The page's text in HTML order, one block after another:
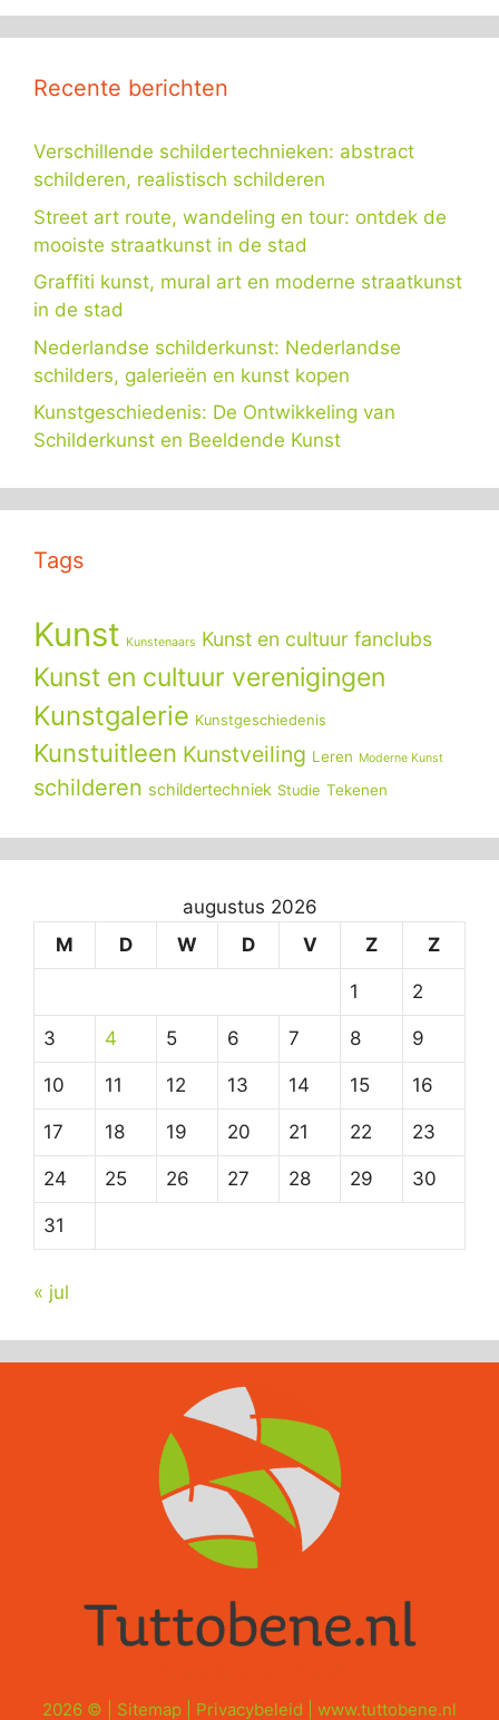
Recente berichten
Verschillende schildertechnieken: abstract
schilderen, realistisch schilderen
Street art route, wandeling en tour: ontdek de
mooiste straatkunst in de stad
Graffiti kunst, mural art en moderne straatkunst
in de stad
Nederlandse schilderkunst: Nederlandse
schilders, galerieën en kunst kopen
Kunstgeschiedenis: De Ontwikkeling van
Schilderkunst en Beeldende Kunst
Tags
Kunst Kunstenaars Kunst en cultuur fanclubs
Kunst en cultuur verenigingen
Kunstgalerie Kunstgeschiedenis
Kunstuitleen Kunstveiling Leren Moderne Kunst
schilderen schildertechniek Studie Tekenen
augustus 2026
M
D W D V Z Z
1 2
3 4 5 6 7 8 9
10 11 12 13 14 15 16
17 18 19 20 21 22 23
24 25 26 27 28 29 30
31
« jul
2026 © | Sitemap Privacybeleid www.tuttobene.nl